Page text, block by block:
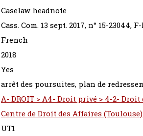
Caselaw headnote
Cass. Com. 13 sept. 2017, n° 15-23044, F-
French
2018
Yes
arrêt des poursuites, plan de
A- DROIT > A4- Droit privé > 4-2-
Centre de Droit des Affaires (Toulouse)
UT1